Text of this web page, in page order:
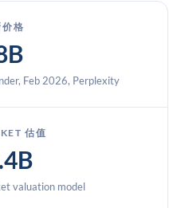
格
Feb 2026, Perplexity
估值
valuation model